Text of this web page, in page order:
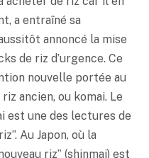
a entraîné sa
annoncé la mise
de riz d’urgence. Ce
nouvelle portée au
ancien, ou komai. Le
est une des lectures de
Au Japon, où la
riz” (shinmai) est